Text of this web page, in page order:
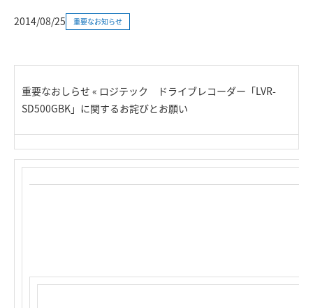
2014/08/25 重要なお知らせ
重要なおしらせ « ロジテック ドライブレコーダー「LVR-
SD500GBK」に関するお詫びとお願い